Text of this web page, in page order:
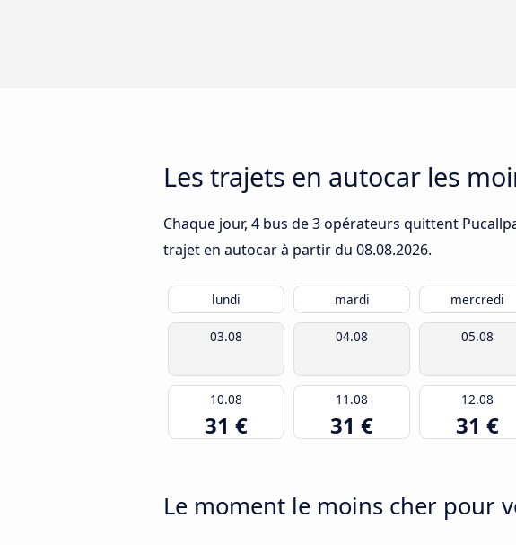
Les trajets en autocar les
Chaque jour, 4 bus de 3 opérateurs quittent
trajet en autocar à partir du 08.08.2026.
lundi mardi mercredi
03.08 04.08 05.08
10.08
31 €
11.08
31 €
12.08
31 €
Le moment le moins cher pour